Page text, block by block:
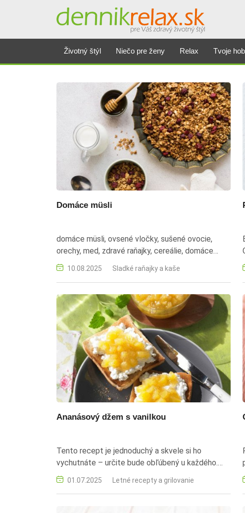
Dennikrelax
Životný štýl Niečo pre ženy Relax Tvoje
Domáce müsli
domáce müsli, ovsené vločky, sušené ovocie,
orechy, med, zdravé raňajky, cereálie, domáce
cereálie
10.08.2025 Sladké raňajky a kaše
Ananásový džem s vanilkou
Tento recept je jednoduchý a skvele si ho
vychutnáte – určite bude obľúbený u každého.
ananás, vanilka, džem, exotické ovocie, sladké
01.07.2025 Letné recepty a grilovanie